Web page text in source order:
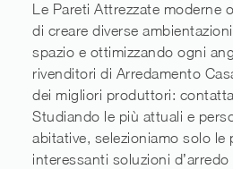
Le Pareti Attrezzate moderne
di creare diverse
spazio e ottimizzando ogni
rivenditori di Arredamento
dei migliori produttori:
Studiando le più attuali e
abitative, selezioniamo solo le
interessanti soluzioni